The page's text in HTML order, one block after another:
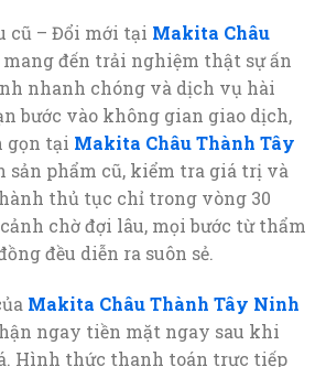
cũ – Đổi mới tại Makita Châu
mang đến trải nghiệm thật sự ấn
nhanh chóng và dịch vụ hài
bước vào không gian giao dịch,
gọn tại Makita Châu Thành Tây
sản phẩm cũ, kiểm tra giá trị và
thủ tục chỉ trong vòng 30
chờ đợi lâu, mọi bước từ thẩm
đều diễn ra suôn sẻ.
Makita Châu Thành Tây Ninh
ngay tiền mặt ngay sau khi
Hình thức thanh toán trực tiếp